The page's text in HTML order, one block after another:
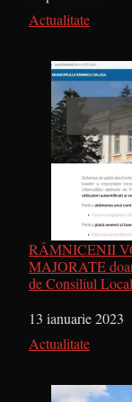
În legătură cu
Actualitate
RÂMNICENII
MAJORATE
de Consiliul Local
Dată
13 ianuarie 2023
În legătură cu
Actualitate